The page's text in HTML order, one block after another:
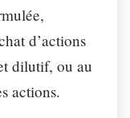
d’actions
dilutif, ou au
actions.